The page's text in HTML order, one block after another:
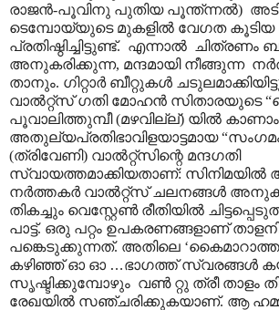
രാജൻ-പൂവിനു പുതിയ പൂന്ത്ന്നൽ)
ടെമ്പോയ്യുടെ മുകളിൽ വേഗത കൂടിയ
പ്രതിഷ്ഠിച്ചിട്ടുണ്ട്. എന്നാൽ
അനുകരിക്കുന്ന, മന്ദമായി നീങ്ങുന്ന
താനും. ഗിറ്റാർ ബീറ്റുകൾ
വാൽറ്റ്സ് ഗതി മോഹൻ സിതാരയുടെ
പൂവാലിത്തുമ്പീ (മഴവില്ല്) യിൽ
അതുല്യപ്രതിഭാവിളയാട്ടമായ
(ത്രിവേണി) വാൽറ്റ്സിന്റെ മന്ദഗതി
സ്വായത്തമാക്കിയതാണ്: സിനിമയിൽ
നർത്തകർ വാൽറ്റ്സ് ചലനങ്ങൾ
തികച്ചും വെസ്റ്റേൺ രീതിയിൽ
പാട്ട്. ഒരു പറ്റം ഉപകരണങ്ങളാണ്
പങ്കെടുക്കുന്നത്. അതിലെ
കഴിഞ്ഞ് ഓ ഓ …ഭാഗത്ത് സ്വരങ്ങൾ
സൃഷ്ടിക്കുമ്പോഴും വൺ റ്റു ത്രീ താളം
രേഖയിൽ സഞ്ചരിക്കുകയാണ്. ആ